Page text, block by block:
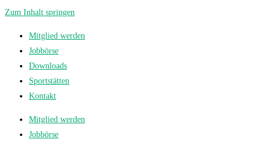
Zum Inhalt springen
Mitglied werden
Jobbörse
Downloads
Sportstätten
Kontakt
Mitglied werden
Jobbörse